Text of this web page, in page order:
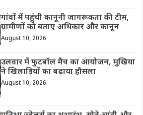
गांवों में पहुंची कानूनी जागरूकता की टीम,
ग्रामीणों को बताए अधिकार और कानून
August 10, 2026
उलवार में फुटबॉल मैच का आयोजन, मुखिया
ने खिलाड़ियों का बढ़ाया हौसला
August 10, 2026